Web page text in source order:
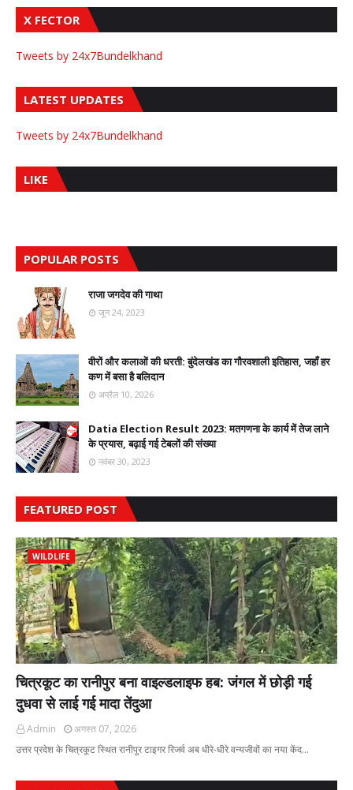
X FECTOR
Tweets by 24x7Bundelkhand
LATEST UPDATES
Tweets by 24x7Bundelkhand
LIKE
POPULAR POSTS
राजा जगदेव की गाथा
जून 24, 2023
वीरों और कलाओं की धरती: बुंदेलखंड का गौरवशाली इतिहास, जहाँ हर
कण में बसा है बलिदान
अप्रैल 10, 2026
Datia Election Result 2023: मतगणना के कार्य में तेज लाने
के प्रयास, बढ़ाई गई टेबलों की संख्या
नवंबर 30, 2023
FEATURED POST
WILDLIFE
चित्रकूट का रानीपुर बना वाइल्डलाइफ हब: जंगल में छोड़ी गई
दुधवा से लाई गई मादा तेंदुआ
Admin
अगस्त 07, 2026
उत्तर प्रदेश के चित्रकूट स्थित रानीपुर टाइगर रिजर्व अब धीरे-धीरे वन्यजीवों का नया केंद…